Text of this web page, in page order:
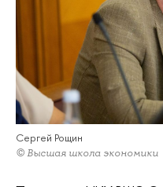
Сергей Рощин
© Высшая школа экономики